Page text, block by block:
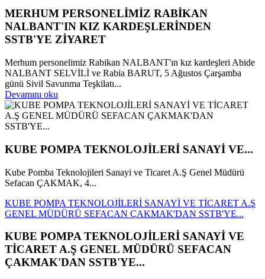
MERHUM PERSONELİMİZ RABİKAN
NALBANT'IN KIZ KARDEŞLERİNDEN
SSTB'YE ZİYARET
Merhum personelimiz Rabikan NALBANT'ın kız kardeşleri Abide
NALBANT SELVİLİ ve Rabia BARUT, 5 Ağustos Çarşamba
günü Sivil Savunma Teşkilatı...
Devamını oku
KUBE POMPA TEKNOLOJİLERİ SANAYİ VE...
Kube Pomba Teknolojileri Sanayi ve Ticaret A.Ş Genel Müdürü
Sefacan ÇAKMAK, 4...
KUBE POMPA TEKNOLOJİLERİ SANAYİ VE TİCARET A.Ş
GENEL MÜDÜRÜ SEFACAN ÇAKMAK'DAN SSTB'YE...
KUBE POMPA TEKNOLOJİLERİ SANAYİ VE
TİCARET A.Ş GENEL MÜDÜRÜ SEFACAN
ÇAKMAK'DAN SSTB'YE...